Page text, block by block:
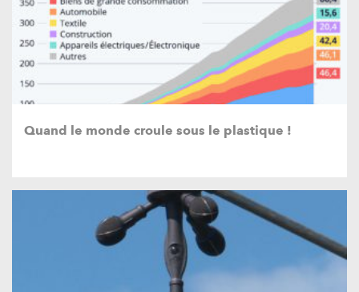
Quand le monde croule sous le plastique !